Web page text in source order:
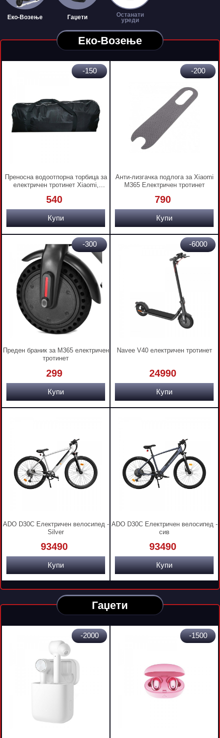
Еко-Возење Гаџети
Останати
уреди
Еко-Возење
Преносна водоотпорна торбица за
електричен тротинет Xiaomi,
540
Купи
-150
Анти-лизгачка подлога за Xiaomi
M365 Електричен тротинет
790
Купи
-200
Преден браник за M365 електричен
тротинет
299
Купи
-300
Navee V40 електричен тротинет
24990
Купи
-6000
ADO D30C Електричен велосипед -
Silver
93490
Купи
ADO D30C Електричен велосипед -
сив
93490
Купи
Гаџети
-2000 -1500